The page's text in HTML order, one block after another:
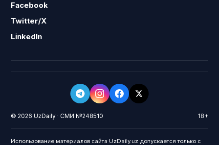
Facebook
Twitter/X
LinkedIn
© 2026 UzDaily · СМИ №248510 18+
Использование материалов сайта UzDaily.uz допускается только с